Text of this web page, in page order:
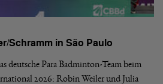
Schramm in São Paulo
deutsche Para Badminton-Team beim
2026: Robin Weiler und Julia